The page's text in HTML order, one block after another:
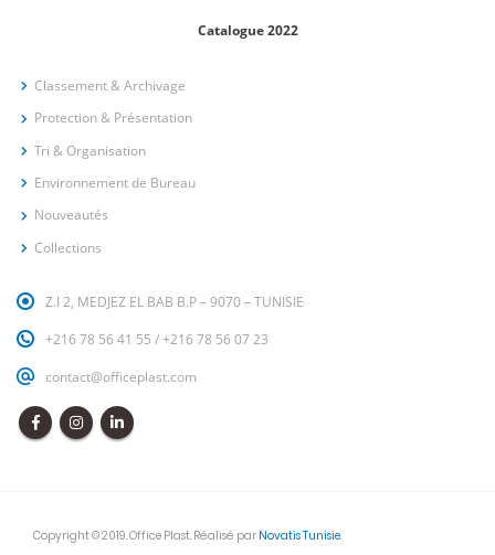
Catalogue 2022
Classement & Archivage
Protection & Présentation
Tri & Organisation
Environnement de Bureau
Nouveautés
Collections
Z.I 2, MEDJEZ EL BAB B.P – 9070 – TUNISIE
+216 78 56 41 55 /+216 78 56 07 23
contact@officeplast.com
Copyright © 2019. Office Plast. Réalisé par Novatis Tunisie.